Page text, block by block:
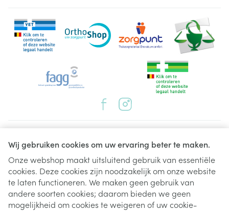
Wij gebruiken cookies om uw ervaring beter te maken.
Onze webshop maakt uitsluitend gebruik van essentiële
cookies. Deze cookies zijn noodzakelijk om onze website
te laten functioneren. We maken geen gebruik van
andere soorten cookies; daarom bieden we geen
mogelijkheid om cookies te weigeren of uw cookie-
Juridische links